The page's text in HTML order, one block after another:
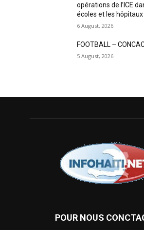
opérations de l’ICE
écoles et les hôpitaux
6 August, 2026
FOOTBALL –
5 August, 2026
POUR NOUS